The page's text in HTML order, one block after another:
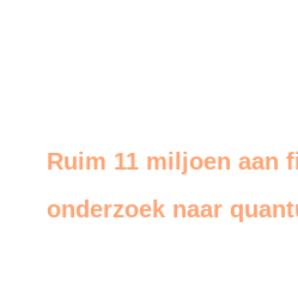
Ruim 11 miljoen aan
onderzoek naar